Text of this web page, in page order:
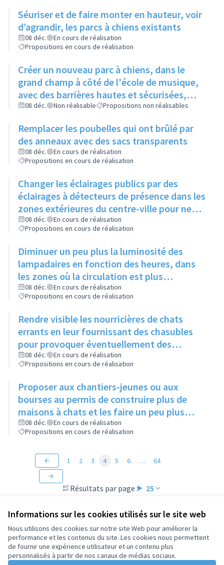
Informations sur les cookies utilisés sur le site web
Nous utilisons des cookies sur notre site Web pour améliorer la
performance et les contenus du site. Les cookies nous permettent
de fournir une expérience utilisateur et un contenu plus
personnalisés à partir de nos canaux de médias sociaux.
Séuriser et de faire monter en hauteur, voir
d’agrandir, les parcs à chiens existants
08 déc.
En cours de réalisation
Propositions en cours de réalisation
Créer un nouveau parc à chiens, dans le
grand champ à côté de l'école de musique,
avec des barrières hautes et sécurisées,
pour qu'il y ait assez d'espace pour que les
08 déc. Non réalisable Propositions non réalisables
Remplacer les poubelles qui ont brûlé par
des anneaux avec des sacs transparents
08 déc.
En cours de réalisation
Propositions en cours de réalisation
Changer les éclairages publics par des
éclairages à détecteurs de présence dans les
zones extérieures du centre-ville pour ne
pas gêner certaines espèces d'animaux
08 déc.
En cours de réalisation
Propositions en cours de réalisation
Diminuer un peu plus la luminosité des
lampadaires en fonction des heures, dans
les zones où la circulation est plus
importante, sans jamais éteindre
complètement
08 déc.
En cours de réalisation
Propositions en cours de réalisation
Rendre visible les nourricières de chats
errants en leur fournissant des chasubles
pour provoquer éventuellement des
échanges avec des personnes intéressées
08 déc.
En cours de réalisation
Propositions en cours de réalisation
Proposer aux chantiers-jeunes ou aux
bourses au permis de construire plus de
maisons à chats et les faire un peu plus
grandes que celles existantes
08 déc.
En cours de réalisation
Propositions en cours de réalisation
Résultats par page : 25
1 2 3 4 5 6 … 64
Conditions d'utilisation
Paramètres des cookies